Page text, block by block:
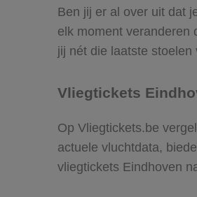
Ben jij er al over uit dat
elk moment veranderen
jij nét die laatste stoelen
Vliegtickets
Op Vliegtickets.be
actuele vluchtdata,
vliegtickets Eindhoven